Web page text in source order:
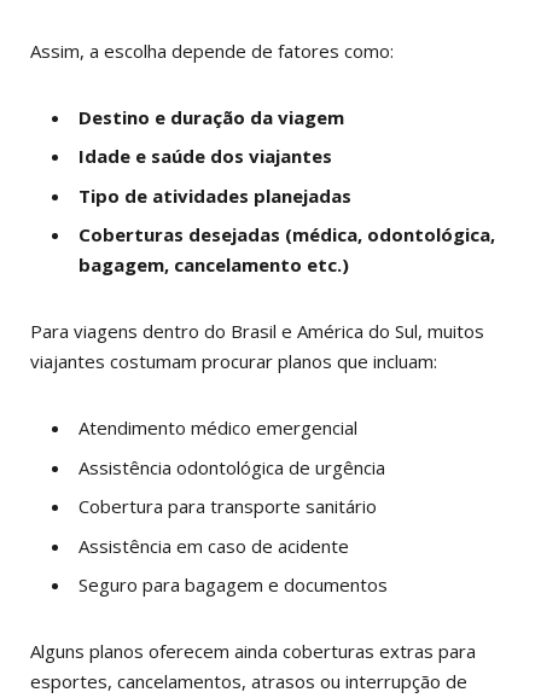
Assim, a escolha depende de fatores como:
Destino e duração da viagem
Idade e saúde dos viajantes
Tipo de atividades planejadas
Coberturas desejadas (médica, odontológica,
bagagem, cancelamento etc.)
Para viagens dentro do Brasil e América do Sul, muitos
viajantes costumam procurar planos que incluam:
Atendimento médico emergencial
Assistência odontológica de urgência
Cobertura para transporte sanitário
Assistência em caso de acidente
Seguro para bagagem e documentos
Alguns planos oferecem ainda coberturas extras para
esportes, cancelamentos, atrasos ou interrupção de